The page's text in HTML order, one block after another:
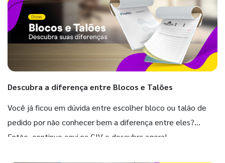
Descubra a diferença entre Blocos e Talões
Você já ficou em dúvida entre escolher bloco ou talão de
pedido por não conhecer bem a diferença entre eles?
Então, continue aqui na GIV e descubra agora!